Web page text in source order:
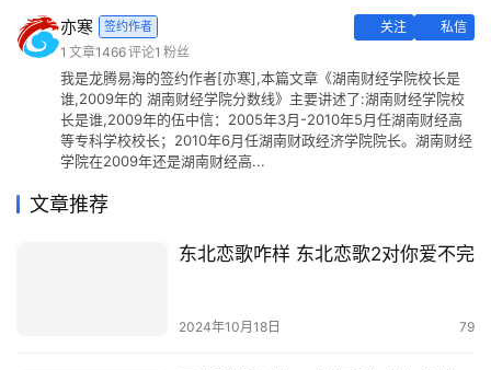
亦寒 签约作者 关注
私信
1 文章1466评论1 粉丝
我是龙腾易海的签约作者[亦寒],本篇文章《湖南财经学院校长是
谁,2009年的 湖南财经学院分数线》主要讲述了:湖南财经学院校
长是谁,2009年的伍中信：2005年3月-2010年5月任湖南财经高
等专科学校校长；2010年6月任湖南财政经济学院院长。湖南财经
学院在2009年还是湖南财经高...
文章推荐
东北恋歌咋样 东北恋歌2对你爱不完
2024年10月18日 79